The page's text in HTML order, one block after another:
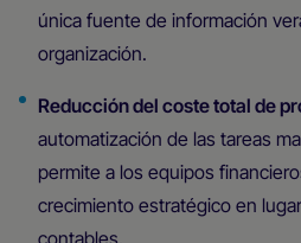
única fuente de información
organización.
Reducción del coste total de
automatización de las tareas
permite a los equipos
crecimiento estratégico en
contables.